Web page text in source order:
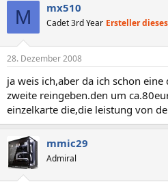
M mx510
Cadet 3rd Year Ersteller
28. Dezember 2008
ja weis ich,aber da ich schon
zweite reingeben.den um
einzelkarte die,die leistung von
mmic29
Admiral